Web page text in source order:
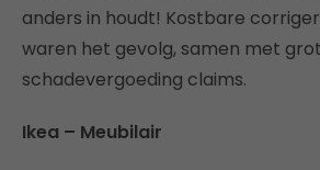
anders in houdt! Kostbare
waren het gevolg, samen met
schadevergoeding claims.
Ikea – Meubilair